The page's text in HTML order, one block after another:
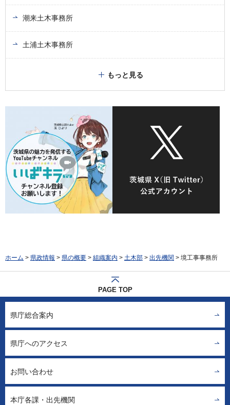
潮来土木事務所
土浦土木事務所
もっと見る
ホーム > 県政情報 > 県の概要 > 組織案内 > 土木部 > 出先機関 > 境工事事務所
PAGE TOP
県庁総合案内
県庁へのアクセス
お問い合わせ
本庁各課・出先機関